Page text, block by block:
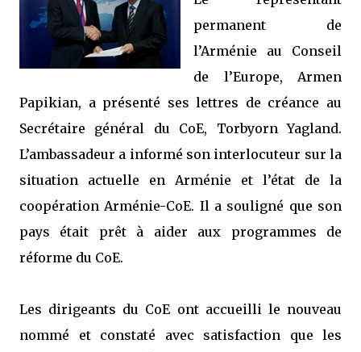
permanent de
l’Arménie au Conseil
de l’Europe, Armen
Papikian, a présenté ses lettres de créance au
Secrétaire général du CoE, Torbyorn Yagland.
L’ambassadeur a informé son interlocuteur sur la
situation actuelle en Arménie et l’état de la
coopération Arménie-CoE. Il a souligné que son
pays était prêt à aider aux programmes de
réforme du CoE.
Les dirigeants du CoE ont accueilli le nouveau
nommé et constaté avec satisfaction que les